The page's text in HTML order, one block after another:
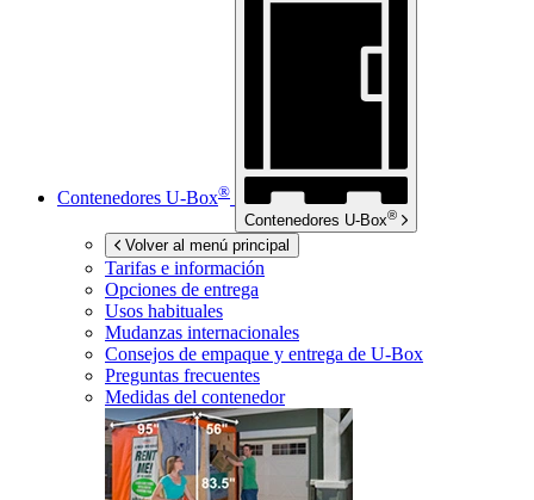
Contenedores U-Box®
Contenedores U-Box®
Volver al menú principal
Tarifas e información
Opciones de entrega
Usos habituales
Mudanzas internacionales
Consejos de empaque y entrega de U-Box
Preguntas frecuentes
Medidas del contenedor